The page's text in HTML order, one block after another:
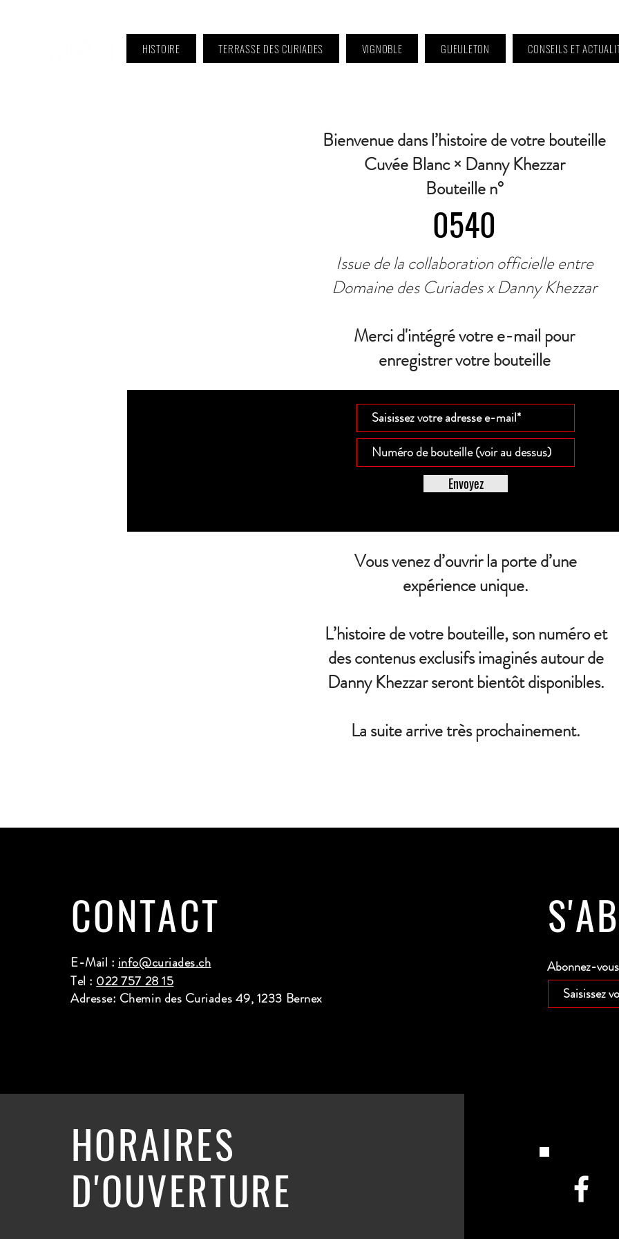
HISTOIRE TERRASSE DES CURIADES VIGNOBLE GUEULETON CONSEILS ET
Bienvenue dans l’histoire de votre bouteille
Cuvée Blanc × Danny Khezzar
Bouteille n°
0540
Issue de la collaboration officielle entre
Domaine des Curiades x Danny Khezzar
Merci d'intégré votre e-mail pour
enregistrer votre bouteille
Envoyez
Vous venez d’ouvrir la porte d’une
expérience unique.
L’histoire de votre bouteille, son numéro et
des contenus exclusifs imaginés autour de
Danny Khezzar seront bientôt disponibles.
La suite arrive très prochainement.
CONTACT
E-Mail : info@curiades.ch
Tel : 022 757 28 15
Adresse: Chemin des Curiades 49, 1233 Bernex
Abonnez-
HORAIRES
D'OUVERTURE